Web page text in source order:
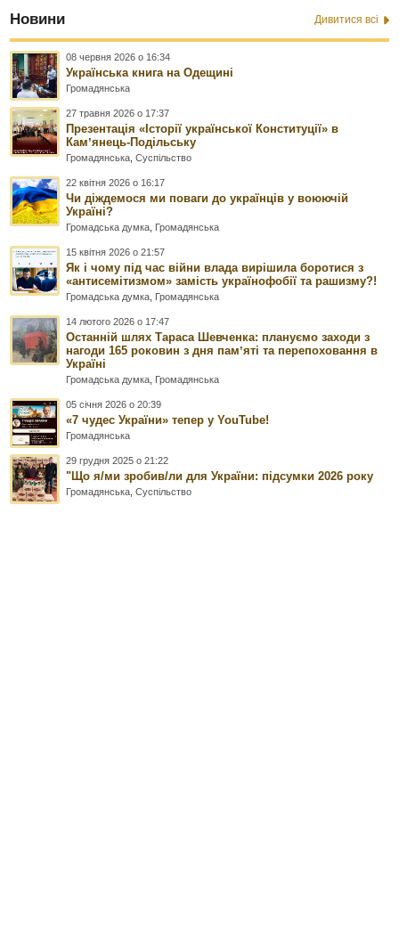
Новини Дивитися всі
08 червня 2026 о 16:34
Українська книга на Одещині
Громадянська
27 травня 2026 о 17:37
Презентація «Історії української Конституції» в
Камʼянець-Подільську
Громадянська ,Суспільство
22 квітня 2026 о 16:17
Чи діждемося ми поваги до українців у воюючій
Україні?
Громадська думка Громадянська
15 квітня 2026 о 21:57
Як і чому під час війни влада вирішила боротися з
«антисемітизмом» замість українофобії та рашизму?!
Громадська думка Громадянська
14 лютого 2026 о 17:47
Останній шлях Тараса Шевченка: плануємо заходи з
нагоди 165 роковин з дня памʼяті та перепоховання в
Україні
Громадська думка Громадянська
05 січня 2026 о 20:39
«7 чудес України» тепер у YouTube!
Громадянська
29 грудня 2025 о 21:22
"Що я/ми зробив/ли для України: підсумки 2026 року
Громадянська ,Суспільство